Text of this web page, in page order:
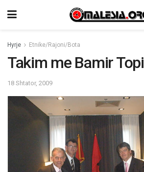
Hyrje Etnike/Rajoni/Bota
Takim me Bamir
18 Shtator, 2009